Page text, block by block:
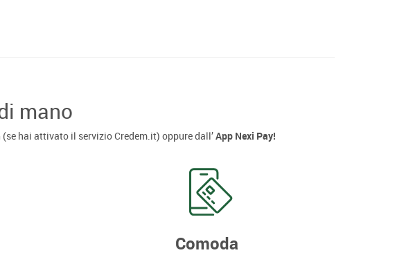
mano
(se hai attivato il servizio Credem.it) oppure dall’App Nexi Pay!
Comoda